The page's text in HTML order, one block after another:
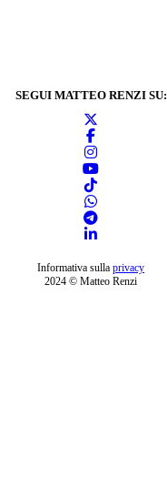
SEGUI MATTEO RENZI SU:
Informativa sulla privacy
2024 © Matteo Renzi